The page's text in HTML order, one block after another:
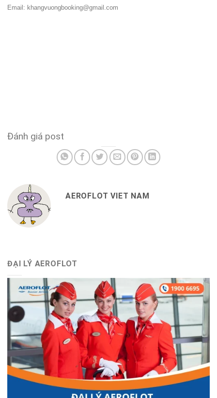
Email: khangvuongbooking@gmail.com
Đánh giá post
AEROFLOT VIET NAM
ĐẠI LÝ AEROFLOT